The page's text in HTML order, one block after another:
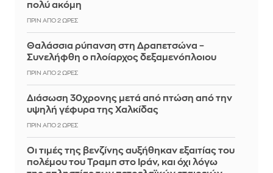
πολύ ακόμη
ΠΡΙΝ ΑΠΌ 2 ΏΡΕΣ
Θαλάσσια ρύπανση στη Δραπετσώνα –
Συνελήφθη ο πλοίαρχος δεξαμενόπλοιου
ΠΡΙΝ ΑΠΌ 2 ΏΡΕΣ
Διάσωση 30χρονης μετά από πτώση από την
υψηλή γέφυρα της Χαλκίδας
ΠΡΙΝ ΑΠΌ 2 ΏΡΕΣ
Οι τιμές της βενζίνης αυξήθηκαν εξαιτίας του
πολέμου του Τραμπ στο Ιράν, και όχι λόγω